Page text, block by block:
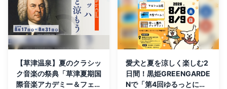
【草津温泉】夏のクラシッ
ク音楽の祭典「草津夏期国
際音楽アカデミー＆フェス
愛犬と夏を涼しく楽しむ2
日間！黒姫GREENGARDE
Nで「第4回ゆるっとにく